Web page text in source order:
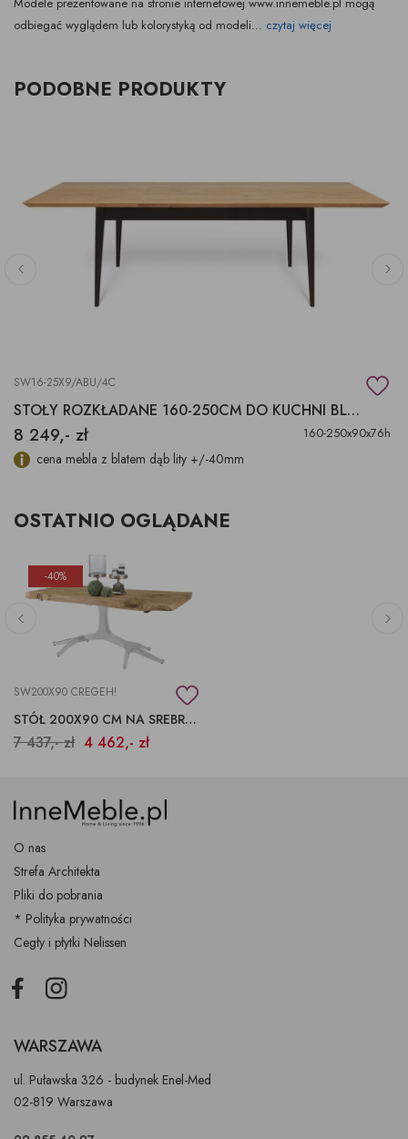
odbiegać wyglądem lub kolorystyką od modeli... czytaj więcej
PODOBNE PRODUKTY
SW16-25X9/ABU/4C
STOŁY ROZKŁADANE 160-250CM DO KUCHNI BLAT DĄB
8 249,- zł 160-250x90x76h
cena mebla z blatem dąb lity +/-40mm
OSTATNIO OGLĄDANE
-40%
SW200X90 CREGEH!
STÓŁ 200X90 CM NA SREBRNEJ PODSTAWIE
7 437,- zł 4 462,- zł
O nas
Strefa Architekta
Pliki do pobrania
* Polityka prywatności
Cegły i płytki Nelissen
FacebookInstagram
WARSZAWA
ul. Puławska 326 - budynek Enel-Med
02-819 Warszawa